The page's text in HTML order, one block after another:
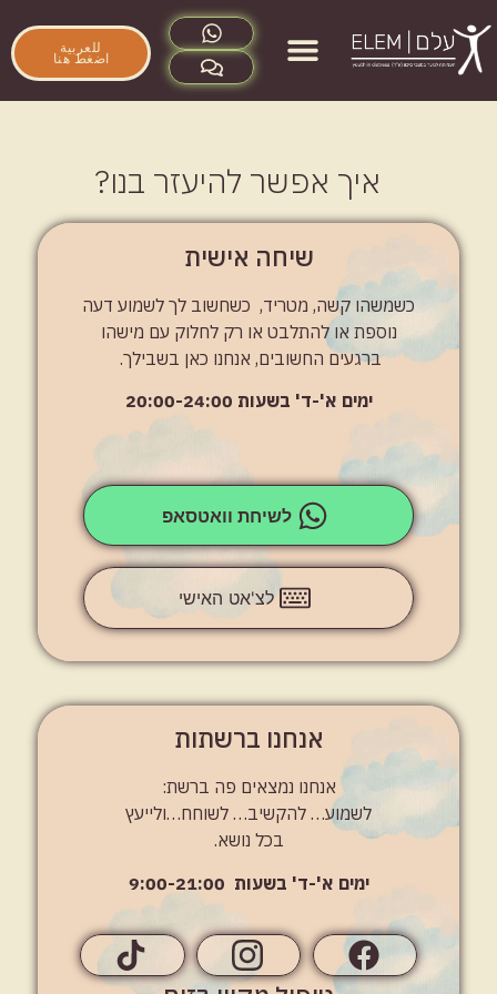
للعربية
اضغط هنا
איך אפשר להיעזר בנו?
שיחה אישית
כשמשהו קשה, מטריד, כשחשוב לך לשמוע דעה
נוספת או להתלבט או רק לחלוק עם מישהו
ברגעים החשובים, אנחנו כאן בשבילך.
ימים א'-ד' בשעות 20:00-24:00
לשיחת וואטסאפ
לצ'אט האישי
אנחנו ברשתות
אנחנו נמצאים פה ברשת:
לשמוע… להקשיב… לשוחח…ולייעץ
בכל נושא.
ימים א'-ד' בשעות 9:00-21:00